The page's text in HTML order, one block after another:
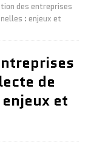
des entreprises
: enjeux et
de
et